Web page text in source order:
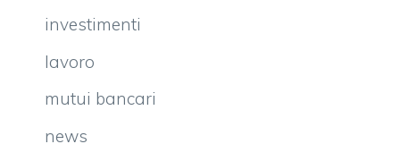
investimenti
lavoro
mutui bancari
news